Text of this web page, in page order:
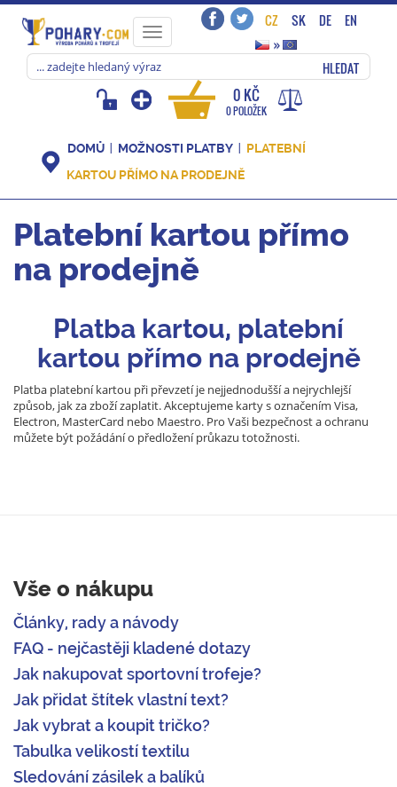
Toggle
navigation
CZ SK DE
EN
»
HLEDAT
0 KČ
0 POLOŽEK
DOMŮ MOŽNOSTI PLATBY
PLATEBNÍ
KARTOU PŘÍMO NA PRODEJNĚ
Platební kartou přímo
na prodejně
Platba kartou, platební
kartou přímo na prodejně
Platba platební kartou při převzetí je nejjednodušší a nejrychlejší
způsob, jak za zboží zaplatit. Akceptujeme karty s označením Visa,
Electron, MasterCard nebo Maestro. Pro Vaši bezpečnost a ochranu
můžete být požádání o předložení průkazu totožnosti.
Vše o nákupu
Články, rady a návody
FAQ - nejčastěji kladené dotazy
Jak nakupovat sportovní trofeje?
Jak přidat štítek vlastní text?
Jak vybrat a koupit tričko?
Tabulka velikostí textilu
Sledování zásilek a balíků